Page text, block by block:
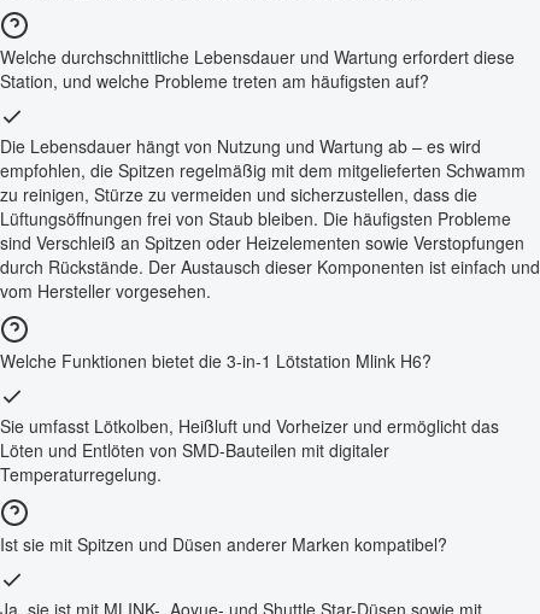
Welche durchschnittliche Lebensdauer und Wartung erfordert diese
Station, und welche Probleme treten am häufigsten auf?
Die Lebensdauer hängt von Nutzung und Wartung ab – es wird
empfohlen, die Spitzen regelmäßig mit dem mitgelieferten Schwamm
zu reinigen, Stürze zu vermeiden und sicherzustellen, dass die
Lüftungsöffnungen frei von Staub bleiben. Die häufigsten Probleme
sind Verschleiß an Spitzen oder Heizelementen sowie Verstopfungen
durch Rückstände. Der Austausch dieser Komponenten ist einfach und
vom Hersteller vorgesehen.
Welche Funktionen bietet die 3-in-1 Lötstation Mlink H6?
Sie umfasst Lötkolben, Heißluft und Vorheizer und ermöglicht das
Löten und Entlöten von SMD-Bauteilen mit digitaler
Temperaturregelung.
Ist sie mit Spitzen und Düsen anderer Marken kompatibel?
Ja, sie ist mit MLINK-, Aoyue- und Shuttle Star-Düsen sowie mit